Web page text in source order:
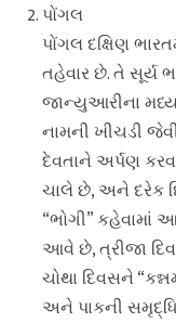
પોંગલ
પોંગલ દક્ષિણ
તહેવાર છે. તે સૂર્ય
જાન્યુઆરીના
નામની ખીચડી
દેવતાને અર્પણ
ચાલે છે, અને દરેક
“ભોગી” કહેવામાં
આવે છે, ત્રીજા
ચોથા દિવસને
અને પાકની